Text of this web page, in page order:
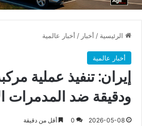
الرئيسية / أخبار / أخبار عالمية
أخبار عالمية
إيران: تنفيذ عملية
ودقيقة ضد المدمرات
2026-05-08
0 أقل من دقيقة